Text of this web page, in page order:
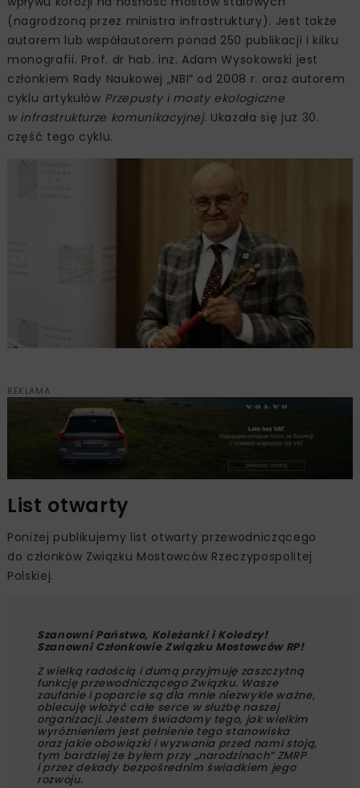
(nagrodzoną przez ministra infrastruktury). Jest także
autorem lub współautorem ponad 250 publikacji i kilku
monografii. Prof. dr hab. inż. Adam Wysokowski jest
członkiem Rady Naukowej „NBI” od 2008 r. oraz autorem
cyklu artykułów Przepusty i mosty ekologiczne
w infrastrukturze komunikacyjnej. Ukazała się już 30.
część tego cyklu.
REKLAMA
List otwarty
Poniżej publikujemy list otwarty przewodniczącego
do członków Związku Mostowców Rzeczypospolitej
Polskiej.
Szanowni Państwo, Koleżanki i Koledzy!
Szanowni Członkowie Związku Mostowców RP!
Z wielką radością i dumą przyjmuję zaszczytną
funkcję przewodniczącego Związku. Wasze
zaufanie i poparcie są dla mnie niezwykle ważne,
obiecuję włożyć całe serce w służbę naszej
organizacji. Jestem świadomy tego, jak wielkim
wyróżnieniem jest pełnienie tego stanowiska
oraz jakie obowiązki i wyzwania przed nami stoją,
tym bardziej że byłem przy „narodzinach” ZMRP
i przez dekady bezpośrednim świadkiem jego
rozwoju.